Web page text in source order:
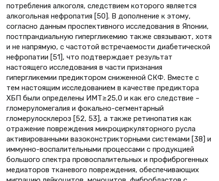
потребления алкоголя, следствием которого является
алкогольная нефропатия [50]. В дополнение к этому,
согласно данным проспективного исследования в Японии,
постпрандиальную гипергликемию также связывают, хотя
и не напрямую, с частотой встречаемости диабетической
нефропатии [51], что подтверждает результат
настоящего исследования в части признания
гипергликемии предиктором сниженной СКФ. Вместе с
тем настоящим исследованием в качестве предиктора
ХБП были определены ИМТ≥25,0 и как его следствие –
гломеруломегалия и фокально-сегментарный
гломерулосклероз [52, 53], а также ретинопатия как
отражение повреждения микроциркуляторного русла
активированными вазоконстрикторными системами [38] и
иммунно-воспалительными процессами с продукцией
большого спектра провоспалительных и профиброгенных
медиаторов тканевого повреждения, обеспечивающих